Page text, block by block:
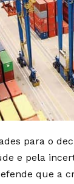
para o
e pela
que a